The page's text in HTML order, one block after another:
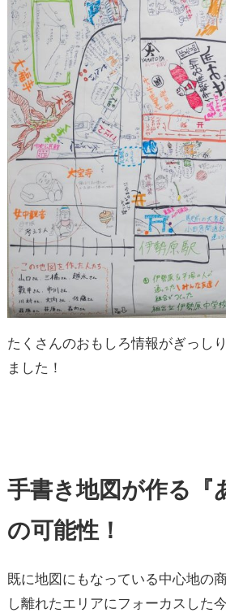
たくさんのおもしろ情報がぎっし
ました！
手書き地図が作る『
の可能性！
既に地図にもなっている中心地の
し離れたエリアにフォーカスした